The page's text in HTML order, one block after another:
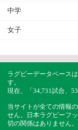
中学
女子
ラグビーデータベース
す。
現在、「34,731試合、
当サイトが全ての情報
せん。日本ラグビーフ
切の関係はありません。